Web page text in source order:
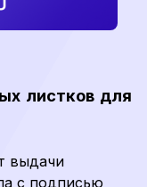
листков для
выдачи
с подписью